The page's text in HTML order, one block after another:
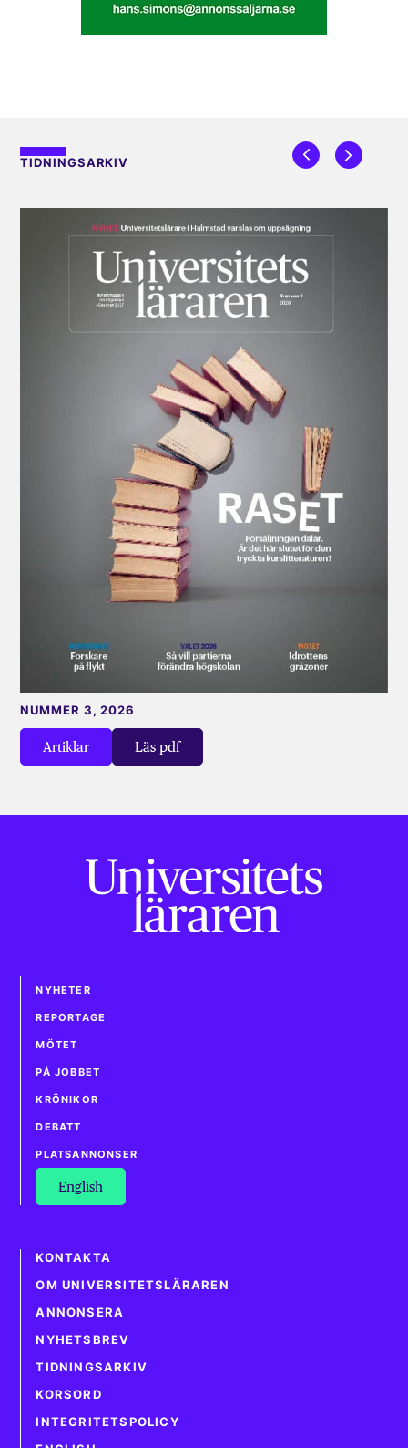
TIDNINGSARKIV
Artiklar Läs pdf
NUMMER 3, 2026
NYHETER
REPORTAGE
MÖTET
PÅ JOBBET
KRÖNIKOR
DEBATT
PLATSANNONSER
English
KONTAKTA
OM UNIVERSITETSLÄRAREN
ANNONSERA
NYHETSBREV
TIDNINGSARKIV
KORSORD
INTEGRITETSPOLICY